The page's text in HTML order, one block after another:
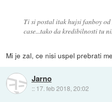
Ti si postal itak hujsi fanboy
case...tako da kredibilnosti tu
Mi je zal, ce nisi uspel prebrati
Jarno
:: 17. feb 2018, 20:02